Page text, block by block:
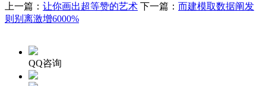
上一篇： 让你画出超等赞的艺术 下一篇： 而建模取数据阐发
则别离激增6000%
QQ咨询